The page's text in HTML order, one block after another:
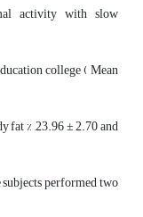
activity with slow
college ( Mean
fat % ,23.96 ± 2.70 and
performed two